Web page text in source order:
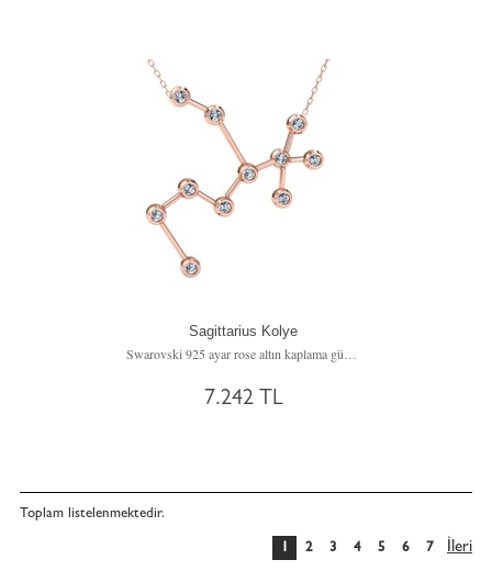
Sagittarius Kolye
7.242 TL
Toplam listelenmektedir.
İleri
1 2 3 4 5 6 7